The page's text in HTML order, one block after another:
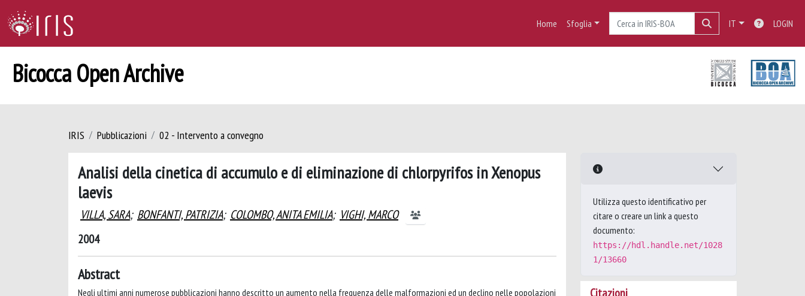
Home Sfoglia IT LOGIN
Bicocca Open Archive
IRIS Pubblicazioni 02 - Intervento a convegno
Analisi della cinetica di accumulo e di eliminazione di chlorpyrifos in Xenopus
laevis
VILLA, SARA; BONFANTI, PATRIZIA; COLOMBO, ANITA EMILIA; VIGHI, MARCO
2004
Abstract
Negli ultimi anni numerose pubblicazioni hanno descritto un aumento nella frequenza delle malformazioni ed un declino nelle popolazioni
Utilizza questo identificativo per
citare o creare un link a questo
documento:
https://hdl.handle.net/1028
1/13660